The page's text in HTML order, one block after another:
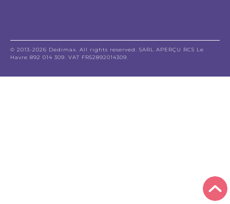
© 2013-2026 Dedimax. All rights reserved. SARL APERÇU RCS Le
Havre 892 014 309. VAT FR52892014309.